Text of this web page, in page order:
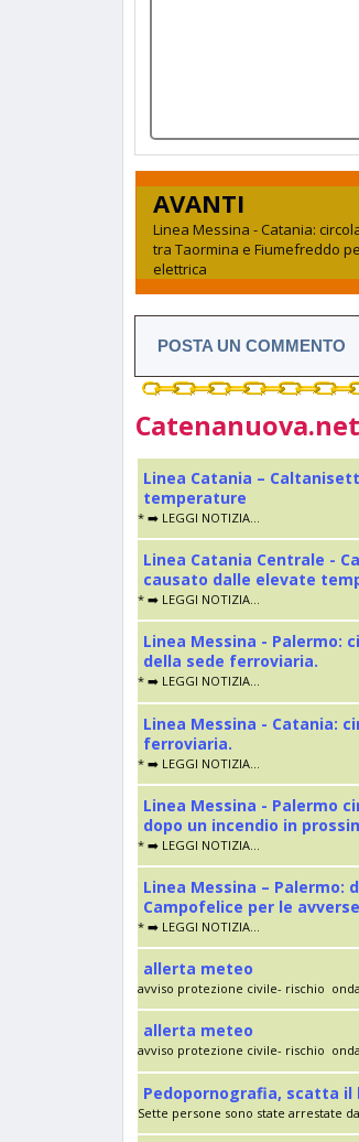
AVANTI
Linea Messina - Catania:
tra Taormina e Fiumefreddo
elettrica
POSTA UN COMMENTO
Linea Catania –
temperature
* ➡️ LEGGI NOTIZIA...
Linea Catania Centrale -
causato dalle elevate
* ➡️ LEGGI NOTIZIA...
Linea Messina - Palermo:
della sede ferroviaria.
* ➡️ LEGGI NOTIZIA...
Linea Messina - Catania:
ferroviaria.
* ➡️ LEGGI NOTIZIA...
Linea Messina - Palermo
dopo un incendio in
* ➡️ LEGGI NOTIZIA...
Linea Messina –
Campofelice per le
* ➡️ LEGGI NOTIZIA...
allerta meteo
avviso protezione civile- rischio
allerta meteo
avviso protezione civile- rischio
Pedopornografia, scatta il
Sette persone sono state arrestate